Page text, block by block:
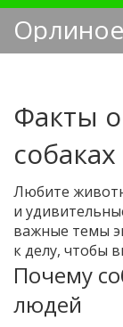
Факты
собаках
Любите
и
важные темы
к делу, чтобы
Почему
людей